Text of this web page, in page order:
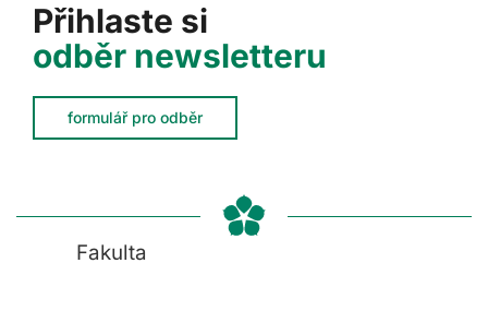
Přihlaste si
odběr newsletteru
formulář pro odběr
Fakulta